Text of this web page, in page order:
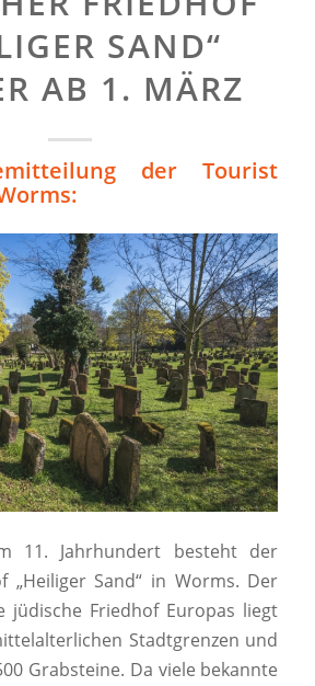
SAND“
AB 1. MÄRZ
der Tourist
11. Jahrhundert besteht der
„Heiliger Sand“ in Worms. Der
jüdische Friedhof Europas liegt
Stadtgrenzen und
Grabsteine. Da viele bekannte